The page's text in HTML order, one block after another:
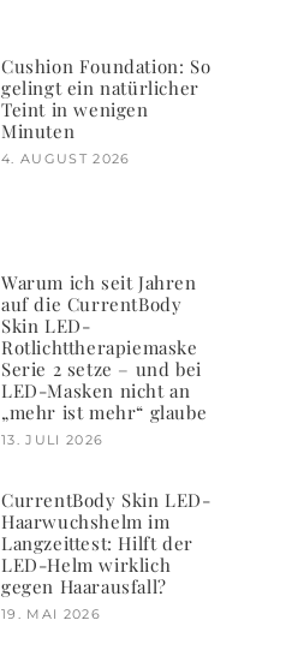
Cushion Foundation: So
gelingt ein natürlicher
Teint in wenigen
Minuten
4. AUGUST 2026
Warum ich seit Jahren
auf die CurrentBody
Skin LED-
Rotlichttherapiemaske
Serie 2 setze – und bei
LED-Masken nicht an
„mehr ist mehr“ glaube
13. JULI 2026
CurrentBody Skin LED-
Haarwuchshelm im
Langzeittest: Hilft der
LED-Helm wirklich
gegen Haarausfall?
19. MAI 2026